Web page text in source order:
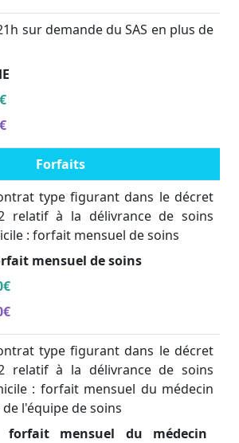
sur demande du SAS en plus de
Forfaits
type figurant dans le décret
relatif à la délivrance de soins
: forfait mensuel de soins
mensuel de soins
type figurant dans le décret
relatif à la délivrance de soins
: forfait mensuel du médecin
l'équipe de soins
forfait mensuel du médecin